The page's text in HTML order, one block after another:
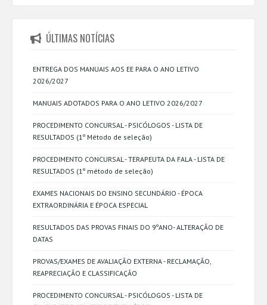
ÚLTIMAS NOTÍCIAS
ENTREGA DOS MANUAIS AOS EE PARA O ANO LETIVO
2026/2027
MANUAIS ADOTADOS PARA O ANO LETIVO 2026/2027
PROCEDIMENTO CONCURSAL - PSICÓLOGOS - LISTA DE
RESULTADOS (1º Método de seleção)
PROCEDIMENTO CONCURSAL - TERAPEUTA DA FALA - LISTA DE
RESULTADOS (1º método de seleção)
EXAMES NACIONAIS DO ENSINO SECUNDÁRIO - ÉPOCA
EXTRAORDINÁRIA E ÉPOCA ESPECIAL
RESULTADOS DAS PROVAS FINAIS DO 9ºANO- ALTERAÇÃO DE
DATAS
PROVAS/EXAMES DE AVALIAÇÃO EXTERNA - RECLAMAÇÃO,
REAPRECIAÇÃO E CLASSIFICAÇÃO
PROCEDIMENTO CONCURSAL - PSICÓLOGOS - LISTA DE